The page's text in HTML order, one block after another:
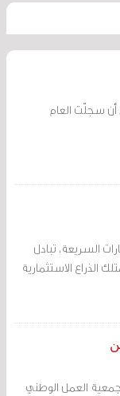
بعد أن سجلّت العام
السريعة، تبادل
الذراع الاستثمارية
جمعية العمل الوطني